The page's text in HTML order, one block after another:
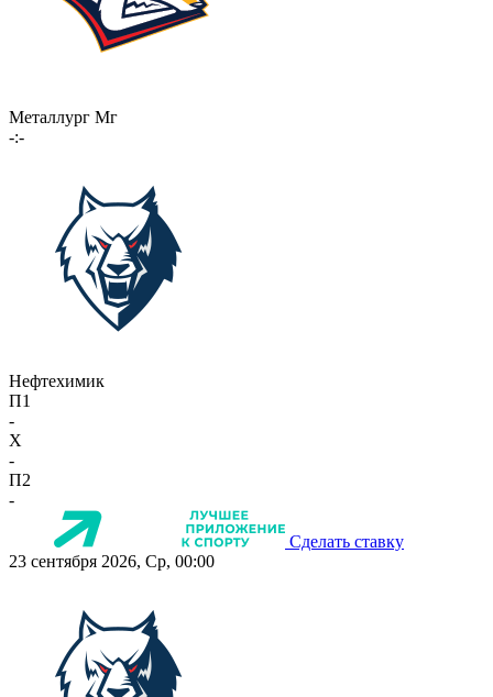
Металлург Мг
-:-
Нефтехимик
П1
-
X
-
П2
-
Сделать ставку
23 сентября 2026, Ср, 00:00